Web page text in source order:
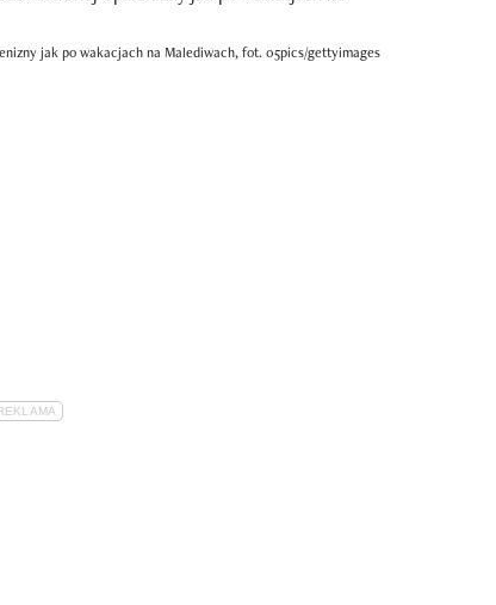
jak po wakacjach na Malediwach, fot. 05pics/gettyimages